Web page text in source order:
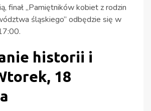
finał „Pamiętników kobiet z rodzin
śląskiego” odbędzie się w
historii i
18